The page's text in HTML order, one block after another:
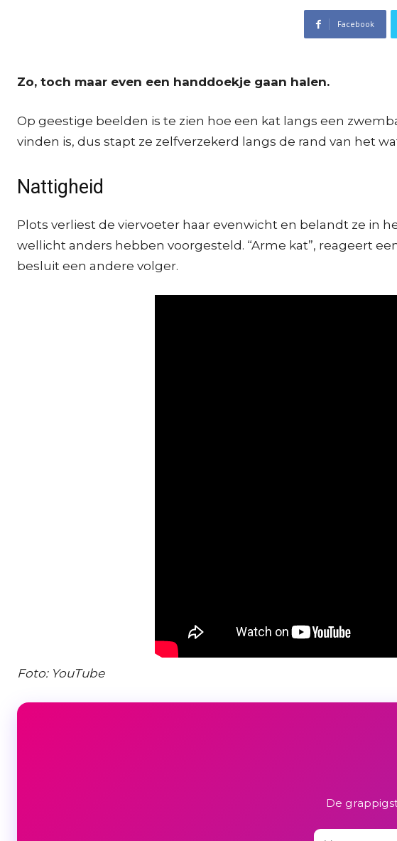
Facebook
Zo, toch maar even een handdoekje gaan halen.
Op geestige beelden is te zien hoe een kat langs een
vinden is, dus stapt ze zelfverzekerd langs de rand van het
Nattigheid
Plots verliest de viervoeter haar evenwicht en belandt ze in
wellicht anders hebben voorgesteld. “Arme kat”, reageert
besluit een andere volger.
Foto: YouTube
De